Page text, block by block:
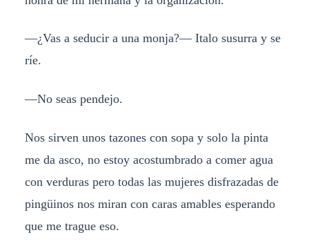
—¿Vas a seducir a una monja?— Italo susurra y se
ríe.
—No seas pendejo.
Nos sirven unos tazones con sopa y solo la pinta
me da asco, no estoy acostumbrado a comer agua
con verduras pero todas las mujeres disfrazadas de
pingüinos nos miran con caras amables esperando
que me trague eso.